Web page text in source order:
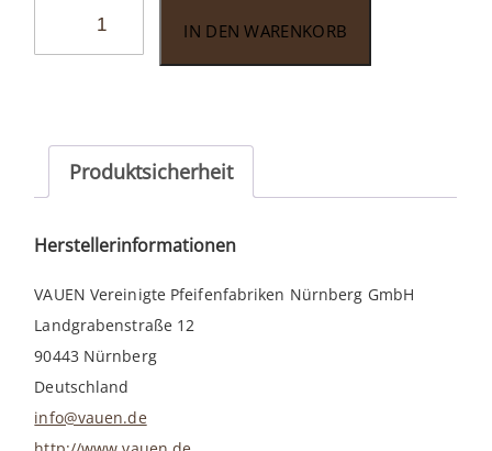
IN DEN WARENKORB
Produktsicherheit
Herstellerinformationen
VAUEN Vereinigte Pfeifenfabriken Nürnberg GmbH
Landgrabenstraße 12
90443 Nürnberg
Deutschland
info@vauen.de